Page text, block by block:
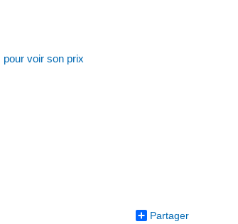
voir son prix
Partager